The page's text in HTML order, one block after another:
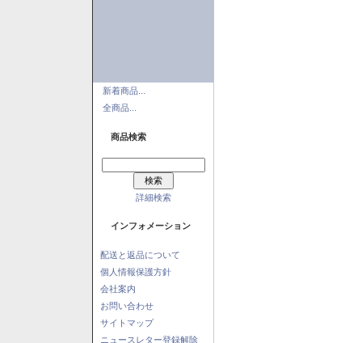
新着商品...
全商品...
商品検索
詳細検索
インフォメーション
配送と返品について
個人情報保護方針
会社案内
お問い合わせ
サイトマップ
ニュースレター登録解除